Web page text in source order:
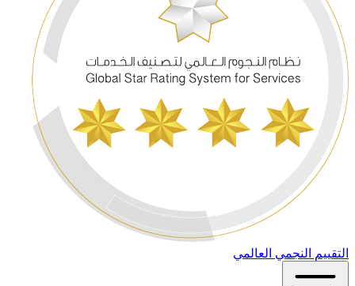
التقييم النجمي العالمي